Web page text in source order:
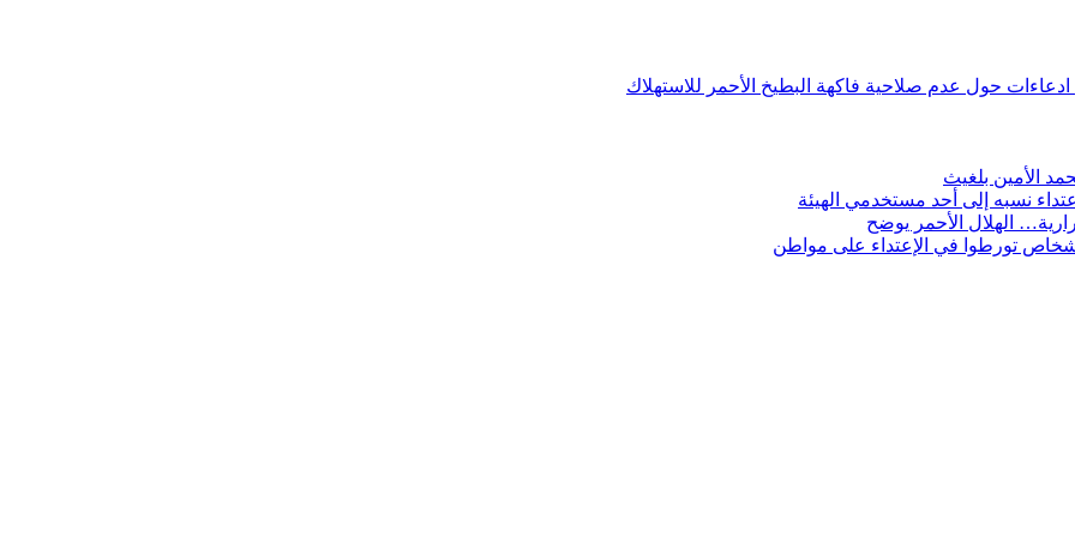
ادعاءات حول عدم صلاحية فاكهة البطيخ الأحمر للاستهلاك
الأمين بلغيث
نسبه إلى أحد مستخدمي الهيئة
الهلال الأحمر يوضح